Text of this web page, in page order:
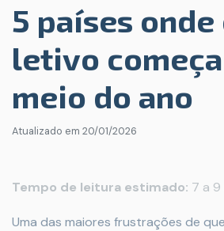
5 países onde
letivo
meio do ano
Atualizado em 20/01/2026
Tempo de leitura estimado: 7 a
Uma das maiores frustrações de